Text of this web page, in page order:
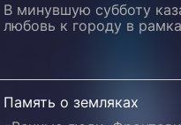
В минувшую субботу
любовь к городу в
Память о земляках